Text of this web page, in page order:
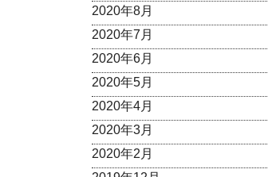
2020年8月
2020年7月
2020年6月
2020年5月
2020年4月
2020年3月
2020年2月